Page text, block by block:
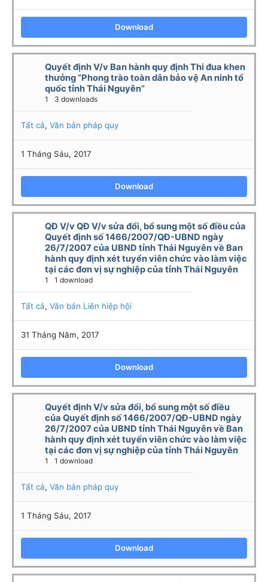
Download
Quyết định V/v Ban hành quy định Thi đua khen
thưởng “Phong trào toàn dân bảo vệ An ninh tổ
quốc tỉnh Thái Nguyên”
1 3 downloads
Tất cả, Văn bản pháp quy
1 Tháng Sáu, 2017
Download
QĐ V/v QĐ V/v sửa đổi, bổ sung một số điều của
Quyết định số 1466/2007/QĐ-UBND ngày
26/7/2007 của UBND tỉnh Thái Nguyên về Ban
hành quy định xét tuyển viên chức vào làm việc
tại các đơn vị sự nghiệp của tỉnh Thái Nguyên
1 1 download
Tất cả, Văn bản Liên hiệp hội
31 Tháng Năm, 2017
Download
Quyết định V/v sửa đổi, bổ sung một số điều
của Quyết định số 1466/2007/QĐ-UBND ngày
26/7/2007 của UBND tỉnh Thái Nguyên về Ban
hành quy định xét tuyển viên chức vào làm việc
tại các đơn vị sự nghiệp của tỉnh Thái Nguyên
1 1 download
Tất cả, Văn bản pháp quy
1 Tháng Sáu, 2017
Download